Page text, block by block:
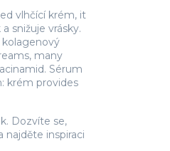
vlhčící krém, it
snižuje vrásky.
kolagenový
many
. Sérum
krém provides
Dozvíte se,
inspiraci